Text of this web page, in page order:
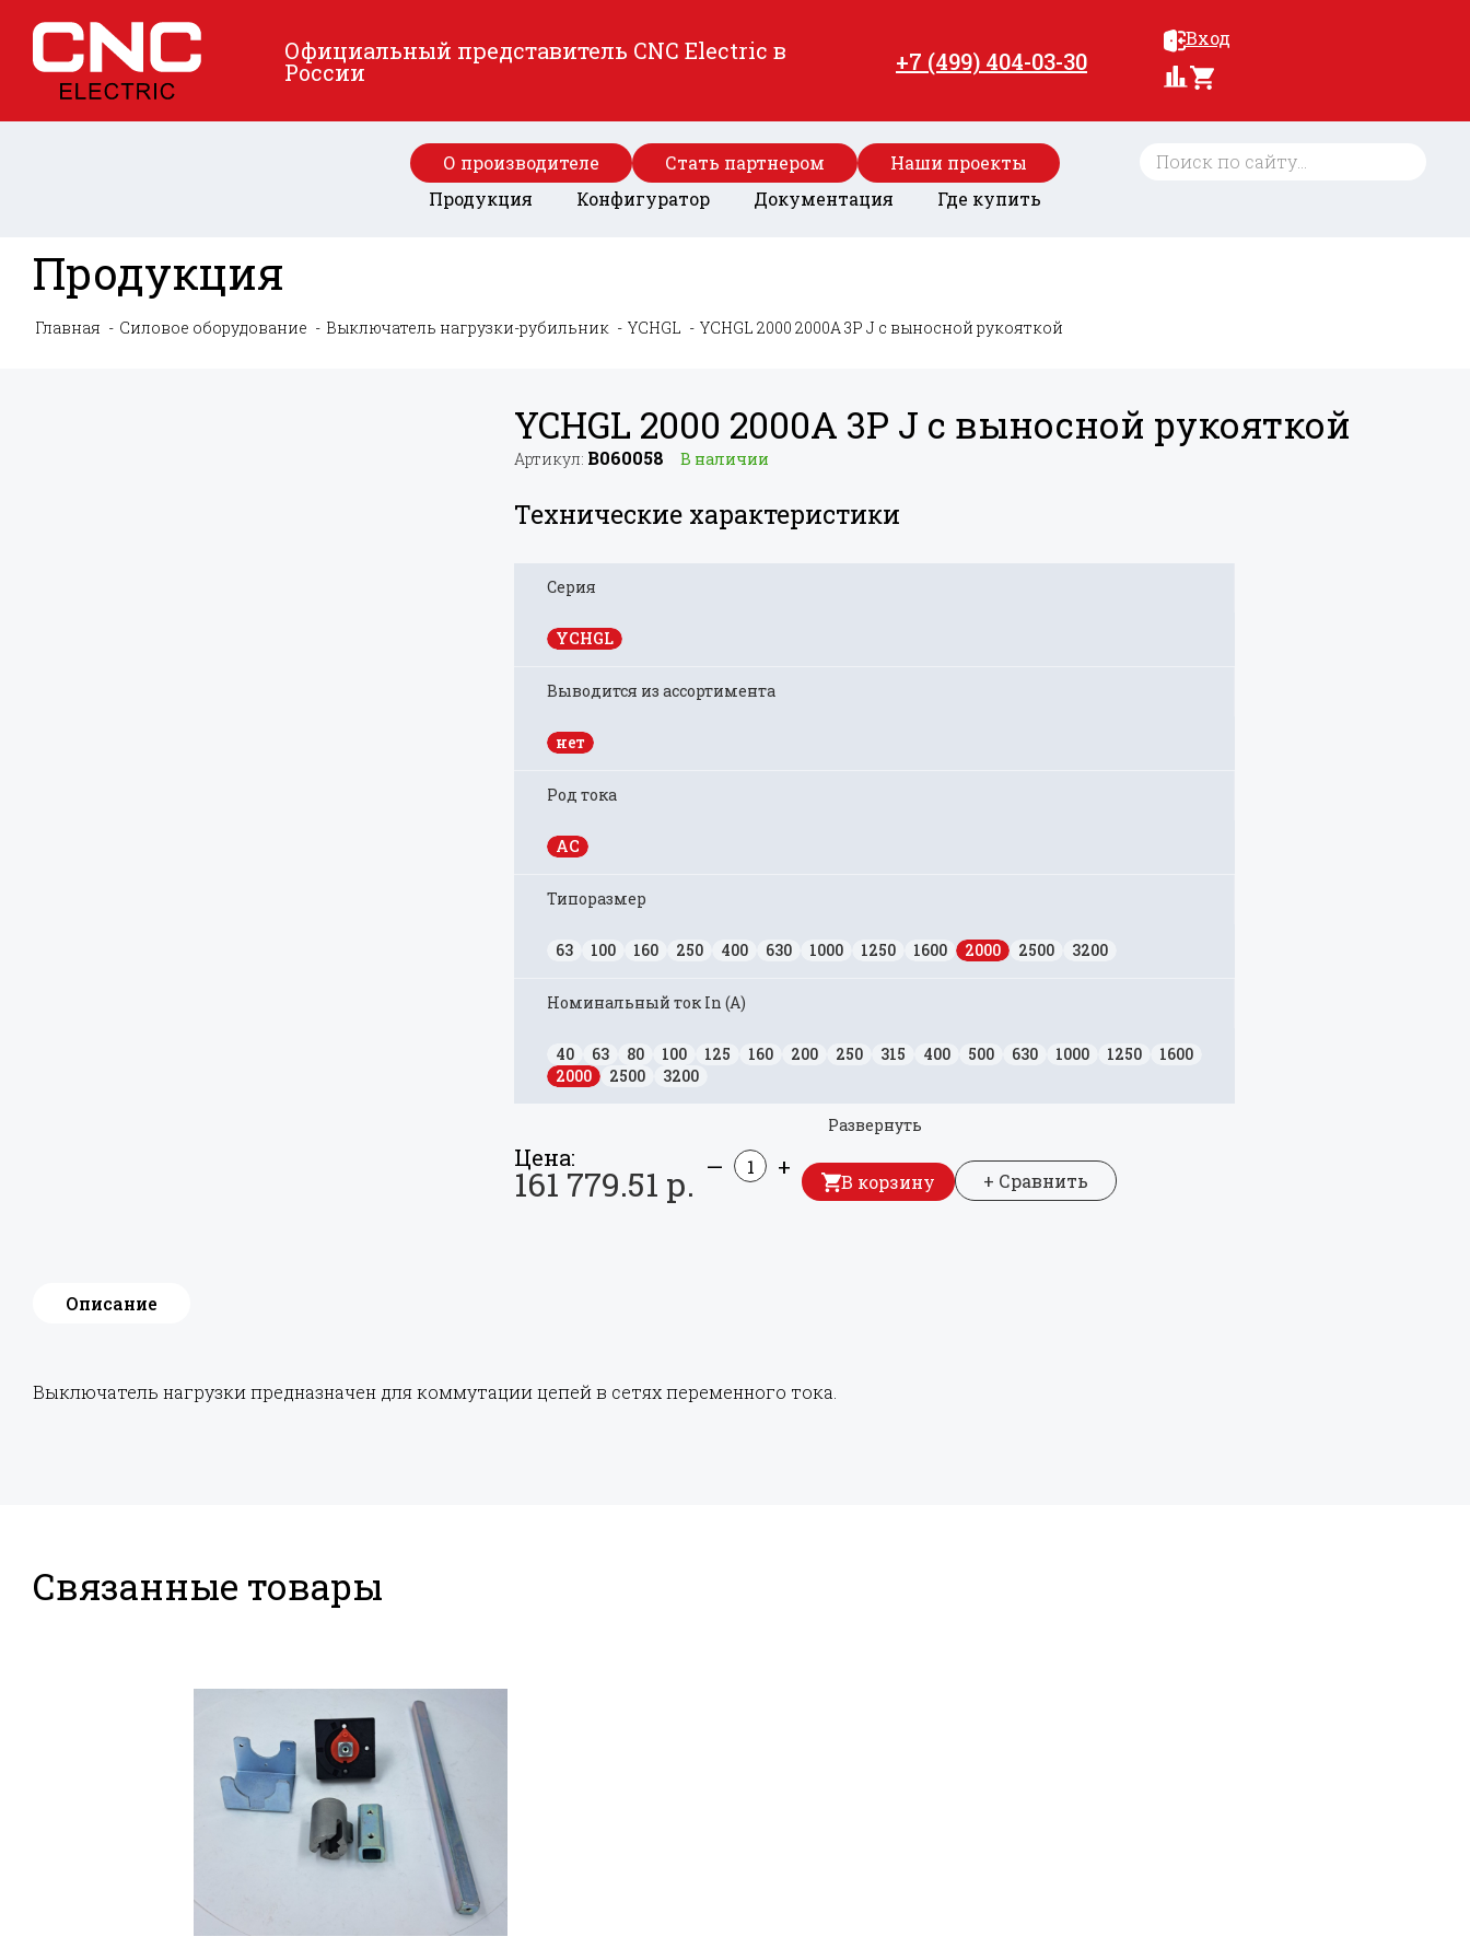
Официальный представитель CNC Electric в
России +7 (499) 404-03-30
Вход
О производителе Стать партнером
Наши проекты
Продукция
Конфигуратор Документация Где купить
Продукция
Главная Силовое оборудование Выключатель нагрузки-рубильник YCHGL YCHGL 2000 2000А 3P J с выносной рукояткой
YCHGL 2000 2000А 3P J с выносной рукояткой
Артикул: B060058 В наличии
Технические характеристики
Развернуть
Серия
YCHGL
Выводится из ассортимента
нет
Род тока
AC
Типоразмер
63 100 160 250 400 630 1000 1250 1600 2000 2500 3200
Номинальный ток In (А)
40 63 80 100 125 160 200 250 315 400 500 630 1000 1250
1600
2000
2500 3200
Цена:
161 779.51 р. — +
В корзину + Сравнить
Описание
Выключатель нагрузки предназначен для коммутации цепей в сетях переменного тока.
Связанные товары